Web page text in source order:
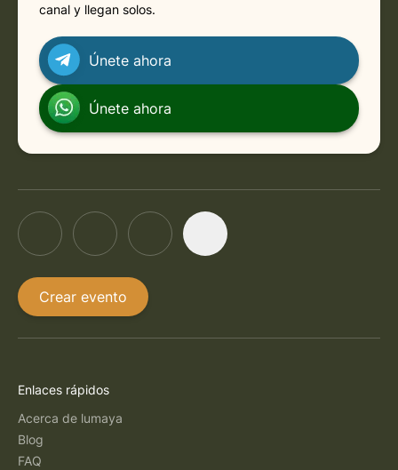
canal y llegan solos.
Únete ahora
Únete ahora
Crear evento
Enlaces rápidos
Acerca de lumaya
Blog
FAQ